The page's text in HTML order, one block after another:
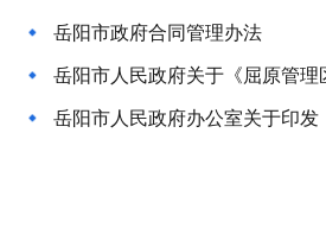
岳阳市政府合同管理办法
岳阳市人民政府关于《屈原管
岳阳市人民政府办公室关于印